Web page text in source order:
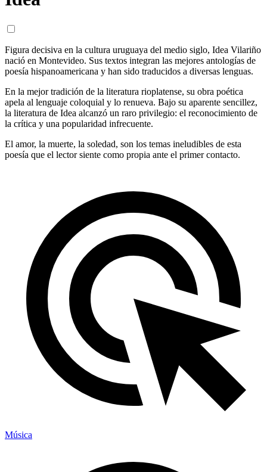
Figura decisiva en la cultura uruguaya del medio siglo, Idea Vilariño
nació en Montevideo. Sus textos integran las mejores antologías de
poesía hispanoamericana y han sido traducidos a diversas lenguas.
En la mejor tradición de la literatura rioplatense, su obra poética
apela al lenguaje coloquial y lo renueva. Bajo su aparente sencillez,
la literatura de Idea alcanzó un raro privilegio: el reconocimiento de
la crítica y una popularidad infrecuente.
El amor, la muerte, la soledad, son los temas ineludibles de esta
poesía que el lector siente como propia ante el primer contacto.
Música